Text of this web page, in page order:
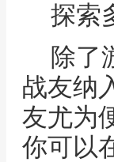
探索
除了
战友纳
友尤为
你可以